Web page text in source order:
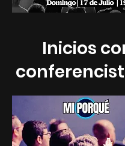
Inicios